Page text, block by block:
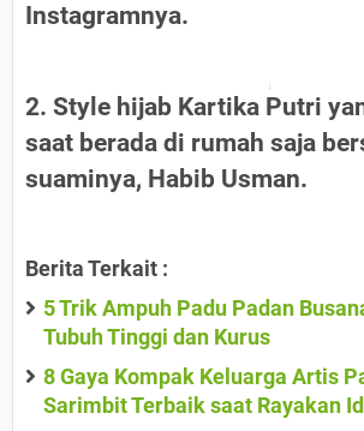
Instagramnya.
2. Style hijab Kartika Putri
saat berada di rumah saja
suaminya, Habib Usman.
Berita Terkait :
5 Trik Ampuh Padu Padan
Tubuh Tinggi dan Kurus
8 Gaya Kompak Keluarga Artis
Sarimbit Terbaik saat Rayakan